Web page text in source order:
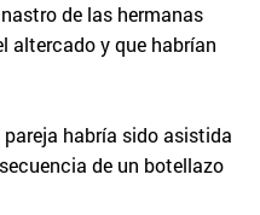
de las hermanas
altercado y que habrían
habría sido asistida
de un botellazo